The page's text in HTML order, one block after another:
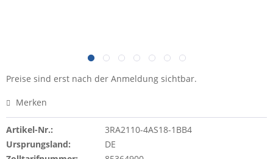
Preise sind erst nach der Anmeldung sichtbar.
Merken
Artikel-Nr.:
3RA2110-4AS18-1BB4
Ursprungsland:
DE